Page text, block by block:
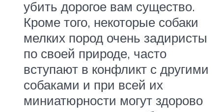
убить дорогое вам существо.
Кроме того, некоторые собаки
мелких пород очень задиристы
по своей природе, часто
вступают в конфликт с другими
собаками и при всей их
миниатюр­ности могут здорово